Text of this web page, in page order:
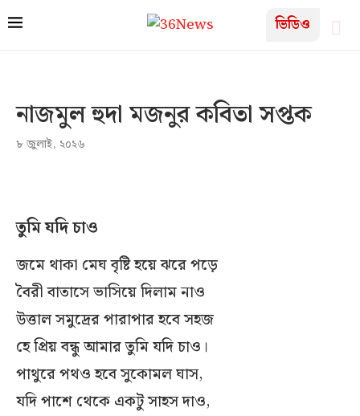
ভিডিও
নাজমুল হুদা মজনুর কবিতা সপ্তক
৮ জুলাই, ২০২৬
তুমি যদি চাও
জমে থাকা মেঘ বৃষ্টি হয়ে ঝরে পড়ে
বৈরী বাতাসে ভাসিয়ে দিলাম নাও
উত্তাল সমুদ্রের পারাপার হবে সহজ
হে প্রিয় বন্ধু আমার তুমি যদি চাও।
পাথুরে পথও হবে সুকোমল ঘাস,
যদি পাশে থেকে একটু সাহস দাও,